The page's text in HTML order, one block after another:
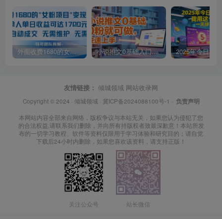
外面收费1680的女粉项目变现，单人单日收益可达1.7k，全自动成交无需维护 小说推文0基础入门教程，0粉就可做，快速上手
友情链接： 倾城领域 网站收录网
Copyright © 2024 · 倾城领域 · 冀ICP备2024088100号-1 · 负责声明
本网站内容全部来自网络，版权争议与本站无关，如果您认为侵犯了您
的合法权益,请联系我们删除，并向所有持版权者致最深歉意！本站所发
布的一切学习教程、软件等资料仅限用于学习体验和研究目的；请自觉
下载后24小时内删除，如果您喜欢该资料，请支持正版！
关注公众号 站长微信